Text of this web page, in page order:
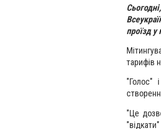
проїзд у
тарифів
"Голос"
"Це